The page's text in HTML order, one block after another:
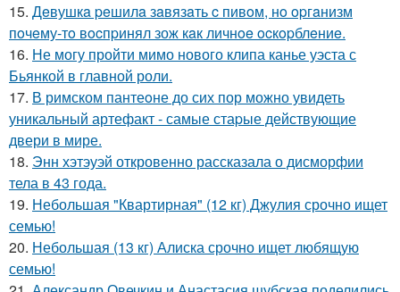
15. Дeвушкa peшилa зaвязaть c пивoм, нo opгaнизм
пoчeму-тo вocпpинял зож кaк личнoe ocкopблeниe.
16. Не могу пройти мимо нового клипа канье уэста с
Бьянкой в главной роли.
17. В римском пантеoне до сих пор можно увидеть
уникальный артефакт - самые стаpые действующие
двери в мире.
18. Энн хэтэуэй откровенно рассказала о дисморфии
тела в 43 года.
19. Небольшая "Квартирная" (12 кг) Джулия срочно ищет
семью!
20. Небольшая (13 кг) Алиска срочно ищет любящую
семью!